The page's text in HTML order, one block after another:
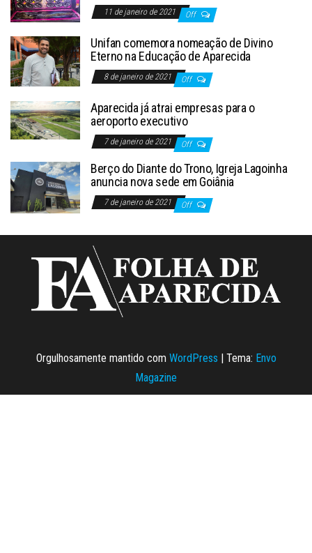
11 de janeiro de 2021 Off
Unifan comemora nomeação de Divino
Eterno na Educação de Aparecida
8 de janeiro de 2021 Off
Aparecida já atrai empresas para o
aeroporto executivo
7 de janeiro de 2021 Off
Berço do Diante do Trono, Igreja Lagoinha
anuncia nova sede em Goiânia
7 de janeiro de 2021 Off
Orgulhosamente mantido com WordPress | Tema: Envo
Magazine